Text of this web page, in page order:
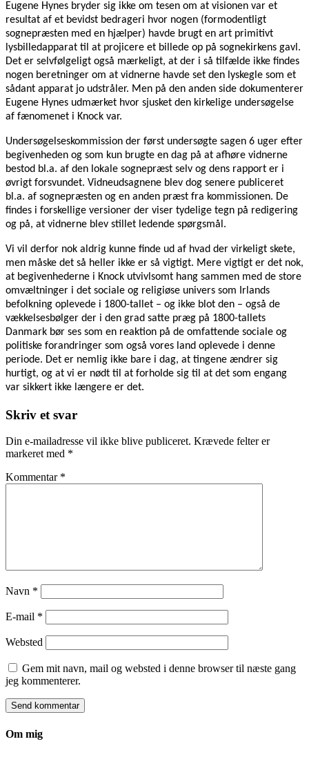
Eugene Hynes bryder sig ikke om tesen om at visionen var et
resultat af et bevidst bedrageri hvor nogen (formodentligt
sognepræsten med en hjælper) havde brugt en art primitivt
lysbilledapparat til at projicere et billede op på sognekirkens gavl.
Det er selvfølgeligt også mærkeligt, at der i så tilfælde ikke findes
nogen beretninger om at vidnerne havde set den lyskegle som et
sådant apparat jo udstråler. Men på den anden side dokumenterer
Eugene Hynes udmærket hvor sjusket den kirkelige undersøgelse
af fænomenet i Knock var.
Undersøgelseskommission der først undersøgte sagen 6 uger efter
begivenheden og som kun brugte en dag på at afhøre vidnerne
bestod bl.a. af den lokale sognepræst selv og dens rapport er i
øvrigt forsvundet. Vidneudsagnene blev dog senere publiceret
bl.a. af sognepræsten og en anden præst fra kommissionen. De
findes i forskellige versioner der viser tydelige tegn på redigering
og på, at vidnerne blev stillet ledende spørgsmål.
Vi vil derfor nok aldrig kunne finde ud af hvad der virkeligt skete,
men måske det så heller ikke er så vigtigt. Mere vigtigt er det nok,
at begivenhederne i Knock utvivlsomt hang sammen med de store
omvæltninger i det sociale og religiøse univers som Irlands
befolkning oplevede i 1800-tallet – og ikke blot den – også de
vækkelsesbølger der i den grad satte præg på 1800-tallets
Danmark bør ses som en reaktion på de omfattende sociale og
politiske forandringer som også vores land oplevede i denne
periode. Det er nemlig ikke bare i dag, at tingene ændrer sig
hurtigt, og at vi er nødt til at forholde sig til at det som engang
var sikkert ikke længere er det.
Skriv et svar
Din e-mailadresse vil ikke blive publiceret. Krævede felter er
markeret med *
Kommentar *
Navn *
E-mail *
Websted
Gem mit navn, mail og websted i denne browser til næste gang
jeg kommenterer.
Om mig